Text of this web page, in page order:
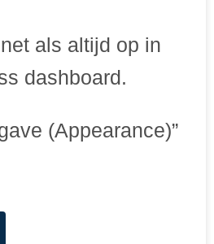
als altijd op in
dashboard.
(Appearance)”